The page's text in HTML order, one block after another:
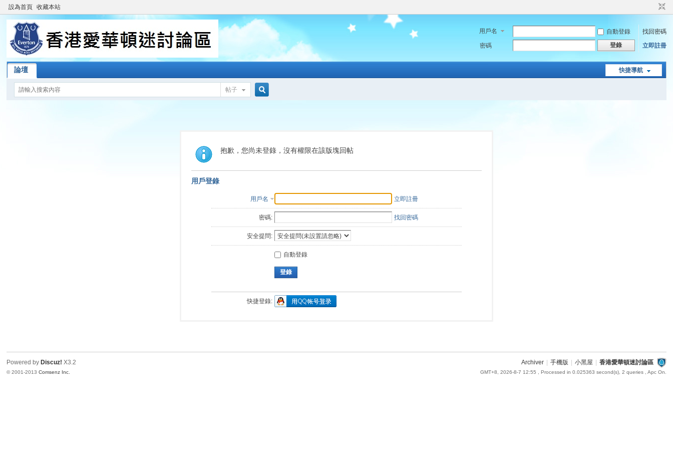
設為首頁 收藏本站
用戶名 自動登錄
找回密碼
密碼
登錄 立即註冊
快捷導航
論壇
帖子
索
抱歉，您尚未登錄，沒有權限在該版塊回帖
用戶登錄
用戶名 立即註冊
密碼: 找回密碼
安全提問:
自動登錄
登錄
快捷登錄:
Archiver 手機版 小黑屋 香港愛華頓迷討論區
GMT+8, 2026-8-7 12:55 , Processed in 0.025363 second(s), 2 queries , Apc On.
Powered by Discuz! X3.2
© 2001-2013Comsenz Inc.